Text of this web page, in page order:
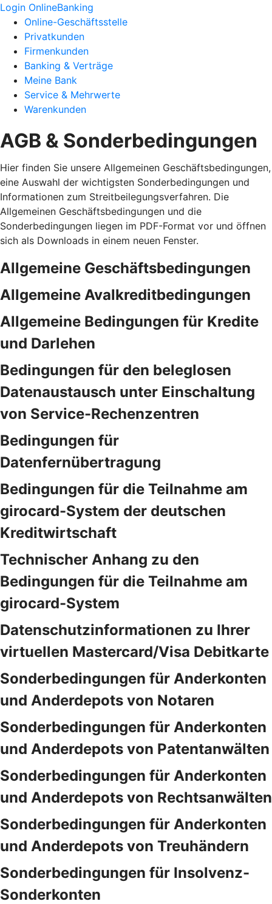
Login OnlineBanking
Online-Geschäftsstelle
Privatkunden
Firmenkunden
Banking & Verträge
Meine Bank
Service & Mehrwerte
Warenkunden
AGB & Sonderbedingungen
Hier finden Sie unsere Allgemeinen Geschäftsbedingungen,
eine Auswahl der wichtigsten Sonderbedingungen und
Informationen zum Streitbeilegungsverfahren. Die
Allgemeinen Geschäftsbedingungen und die
Sonderbedingungen liegen im PDF-Format vor und öffnen
sich als Downloads in einem neuen Fenster.
Allgemeine Geschäftsbedingungen
Allgemeine Avalkreditbedingungen
Allgemeine Bedingungen für Kredite
und Darlehen
Bedingungen für den beleglosen
Datenaustausch unter Einschaltung
von Service-Rechenzentren
Bedingungen für
Datenfernübertragung
Bedingungen für die Teilnahme am
girocard-System der deutschen
Kreditwirtschaft
Technischer Anhang zu den
Bedingungen für die Teilnahme am
girocard-System
Datenschutzinformationen zu Ihrer
virtuellen Mastercard/Visa Debitkarte
Sonderbedingungen für Anderkonten
und Anderdepots von Notaren
Sonderbedingungen für Anderkonten
und Anderdepots von Patentanwälten
Sonderbedingungen für Anderkonten
und Anderdepots von Rechtsanwälten
Sonderbedingungen für Anderkonten
und Anderdepots von Treuhändern
Sonderbedingungen für Insolvenz-
Sonderkonten